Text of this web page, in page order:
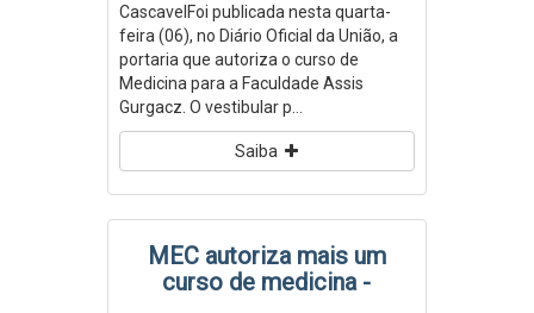
CascavelFoi publicada nesta quarta-
feira (06), no Diário Oficial da União, a
portaria que autoriza o curso de
Medicina para a Faculdade Assis
Gurgacz. O vestibular p...
Saiba
MEC autoriza mais um
curso de medicina -